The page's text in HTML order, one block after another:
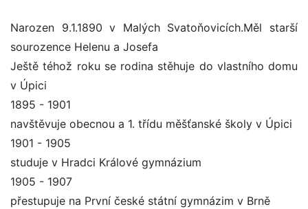
Narozen 9.1.1890 v Malých Svatoňovicích.Měl starší
sourozence Helenu a Josefa
Ještě téhož roku se rodina stěhuje do vlastního domu
v Úpici
1895 - 1901
navštěvuje obecnou a 1. třídu měšťanské školy v Úpici
1901 - 1905
studuje v Hradci Králové gymnázium
1905 - 1907
přestupuje na První české státní gymnázim v Brně